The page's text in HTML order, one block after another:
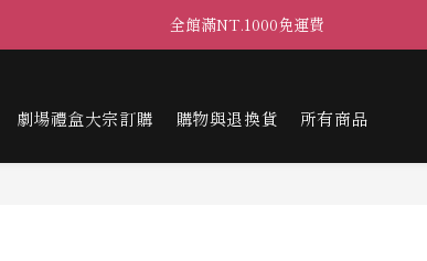
全館滿NT.1000免運費
劇場禮盒大宗訂購 購物與退換貨 所有商品